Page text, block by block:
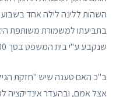
השהות ללינה לילה אחד
בתביעתו למשמורת משותפת
שנקבע ע"י בית המשפט בסך 2,000 ₪ לשני הילדים כולל מדור.
אצל אמם, ובהעדר אינדיקציה